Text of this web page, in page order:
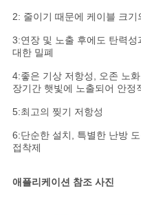
로
그
사
이
트
2: 줄이기 때문에 케이블 크
3:연장 및 노출 후에도 탄력
대한 밀폐
4:좋은 기상 저항성, 오존 노
장기간 햇빛에 노출되어 안정
5:최고의 찢기 저항성
6:단순한 설치, 특별한 난방
접착제
애플리케이션 참조 사진